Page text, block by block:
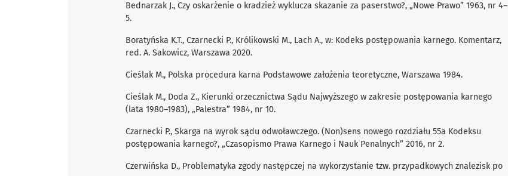
Bednarzak J., Czy oskarżenie o kradzież wyklucza skazanie za paserstwo?, „Nowe Prawo” 1963, nr 4–
5.
Boratyńska K.T., Czarnecki P., Królikowski M., Lach A., w: Kodeks postępowania karnego. Komentarz,
red. A. Sakowicz, Warszawa 2020.
Cieślak M., Polska procedura karna Podstawowe założenia teoretyczne, Warszawa 1984.
Cieślak M., Doda Z., Kierunki orzecznictwa Sądu Najwyższego w zakresie postępowania karnego
(lata 1980–1983), „Palestra” 1984, nr 10.
Czarnecki P., Skarga na wyrok sądu odwoławczego. (Non)sens nowego rozdziału 55a Kodeksu
postępowania karnego?, „Czasopismo Prawa Karnego i Nauk Penalnych” 2016, nr 2.
Czerwińska D., Problematyka zgody następczej na wykorzystanie tzw. przypadkowych znalezisk po